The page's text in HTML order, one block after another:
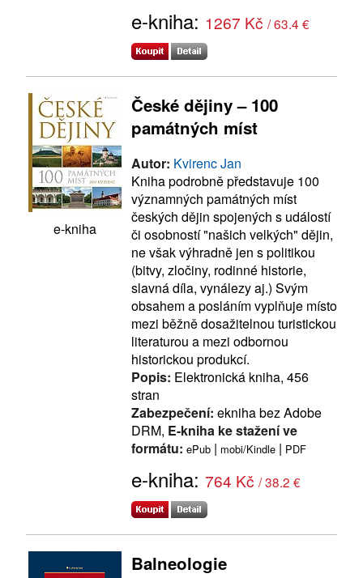
e-kniha: 1267 Kč / 63.4 €
e-kniha
České dějiny – 100
památných míst
Autor: Kvirenc Jan
Kniha podrobně představuje 100
významných památných míst
českých dějin spojených s událostí
či osobností "našich velkých" dějin,
ne však výhradně jen s politikou
(bitvy, zločiny, rodinné historie,
slavná díla, vynálezy aj.) Svým
obsahem a posláním vyplňuje místo
mezi běžně dosažitelnou turistickou
literaturou a mezi odbornou
historickou produkcí.
Popis: Elektronická kniha, 456
stran
Zabezpečení: ekniha bez Adobe
DRM, E-kniha ke stažení ve
formátu: ePub | mobi/Kindle | PDF
e-kniha: 764 Kč / 38.2 €
Balneologie